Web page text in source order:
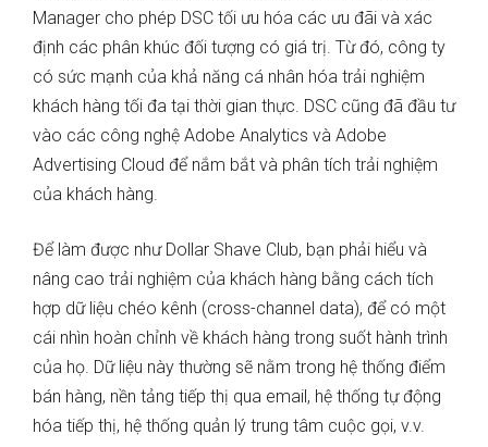
Manager cho phép DSC tối ưu hóa các ưu đãi và xác
định các phân khúc đối tượng có giá trị. Từ đó, công ty
có sức mạnh của khả năng cá nhân hóa trải nghiệm
khách hàng tối đa tại thời gian thực. DSC cũng đã đầu tư
vào các công nghệ Adobe Analytics và Adobe
Advertising Cloud để nắm bắt và phân tích trải nghiệm
của khách hàng.
Để làm được như Dollar Shave Club, bạn phải hiểu và
nâng cao trải nghiệm của khách hàng bằng cách tích
hợp dữ liệu chéo kênh (cross-channel data), để có một
cái nhìn hoàn chỉnh về khách hàng trong suốt hành trình
của họ. Dữ liệu này thường sẽ nằm trong hệ thống điểm
bán hàng, nền tảng tiếp thị qua email, hệ thống tự động
hóa tiếp thị, hệ thống quản lý trung tâm cuộc gọi, v.v.